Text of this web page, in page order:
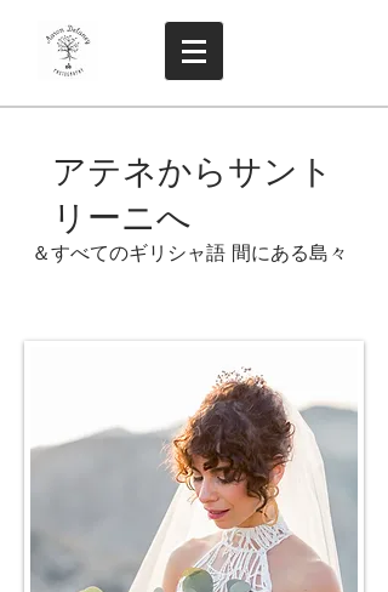
アテネからサント
リーニへ
＆すべてのギリシャ語 間にある島々